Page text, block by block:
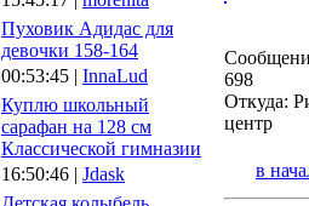
Пуховик Адидас для
девочки 158-164
00:53:45 | InnaLud
Куплю школьный
сарафан на 128 см
Классической гимназии
16:50:46 | Jdask
698
Откуда:
центр
в